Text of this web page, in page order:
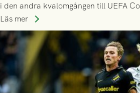
i den andra kvalomgången till UEFA
spelas den tredje kvalomgången kort
då vinnaren i mötet mellan isländska
Mostar från Bosnien och Hercegovina.
Läs mer